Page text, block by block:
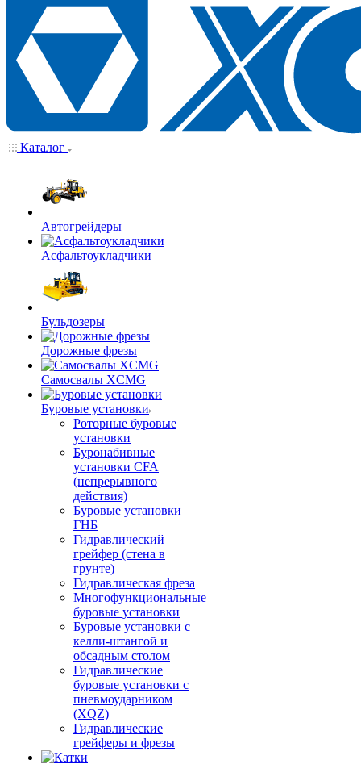
Каталог
Автогрейдеры
Асфальтоукладчики
Бульдозеры
Дорожные фрезы
Самосвалы XCMG
Буровые установки
Роторные буровые
установки
Буронабивные
установки CFA
(непрерывного
действия)
Буровые установки
ГНБ
Гидравлический
грейфер (стена в
грунте)
Гидравлическая фреза
Многофункциональные
буровые установки
Буровые установки с
келли-штангой и
обсадным столом
Гидравлические
буровые установки с
пневмоударником
(XQZ)
Гидравлические
грейферы и фрезы